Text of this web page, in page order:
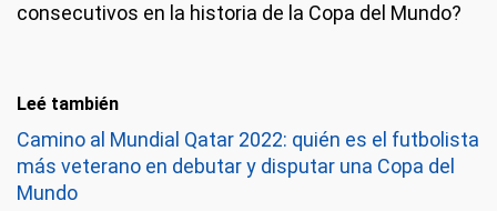
consecutivos en la historia de la Copa del Mundo?
Leé también
Camino al Mundial Qatar 2022: quién es el futbolista
más veterano en debutar y disputar una Copa del
Mundo